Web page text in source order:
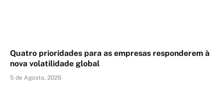
Quatro prioridades para as empresas responderem à
nova volatilidade global
5 de Agosto, 2026